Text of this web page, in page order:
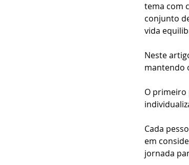
tema com
conjunto
vida
Neste
mantendo
O primeiro
Cada
em
jornada